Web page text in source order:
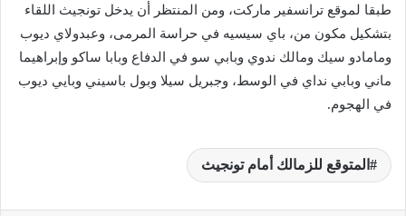
طبقا لموقع ترانسفير ماركت، ومن المنتظر أن يدخل تونجيث اللقاء
بتشكيل مكون من، باي سيسيه في حراسة المرمى، وعبدولاي ديوب
ومامادو سيك ومالك ندوي وبابي سو في الدفاع وبابا ساكو وإبراهيما
ماني وبابي نداي في الوسط، وجبريل سيلا وبول باسيني وبايي ديوب
في الهجوم.
المتوقع للزمالك أمام تونجيث